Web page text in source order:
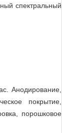
спектральный
Анодирование,
покрытие,
порошковое